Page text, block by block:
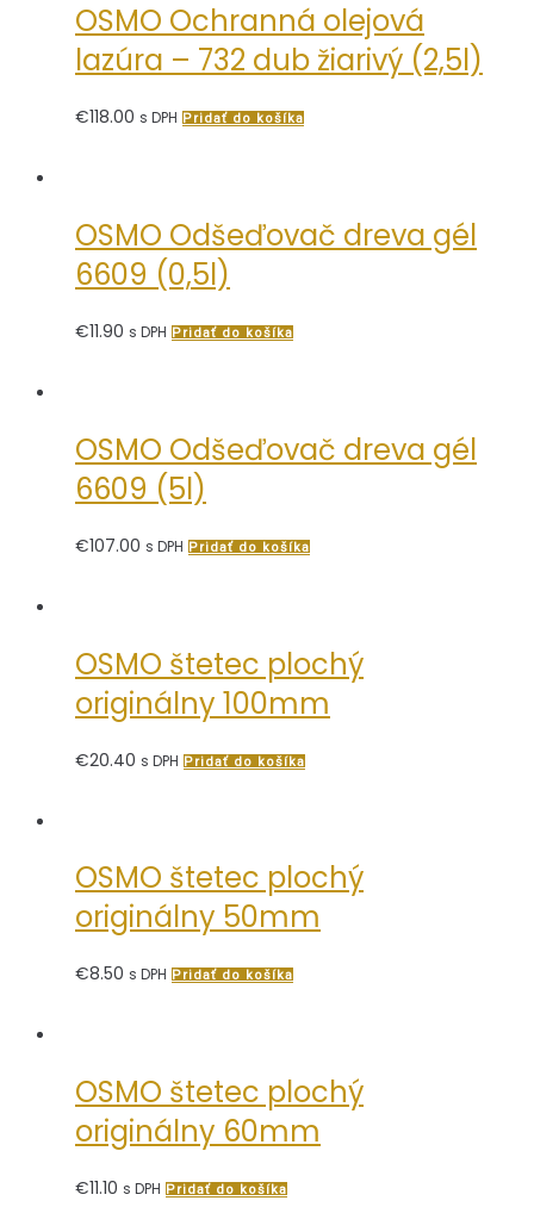
OSMO Ochranná olejová
lazúra – 732 dub žiarivý (2,5l)
€118.00 s DPH Pridať do košíka
OSMO Odšeďovač dreva gél
6609 (0,5l)
€11.90 s DPH Pridať do košíka
OSMO Odšeďovač dreva gél
6609 (5l)
€107.00 s DPH Pridať do košíka
OSMO štetec plochý
originálny 100mm
€20.40 s DPH Pridať do košíka
OSMO štetec plochý
originálny 50mm
€8.50 s DPH Pridať do košíka
OSMO štetec plochý
originálny 60mm
€11.10 s DPH Pridať do košíka